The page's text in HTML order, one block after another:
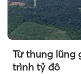
Từ thung lũng
trình tỷ đô